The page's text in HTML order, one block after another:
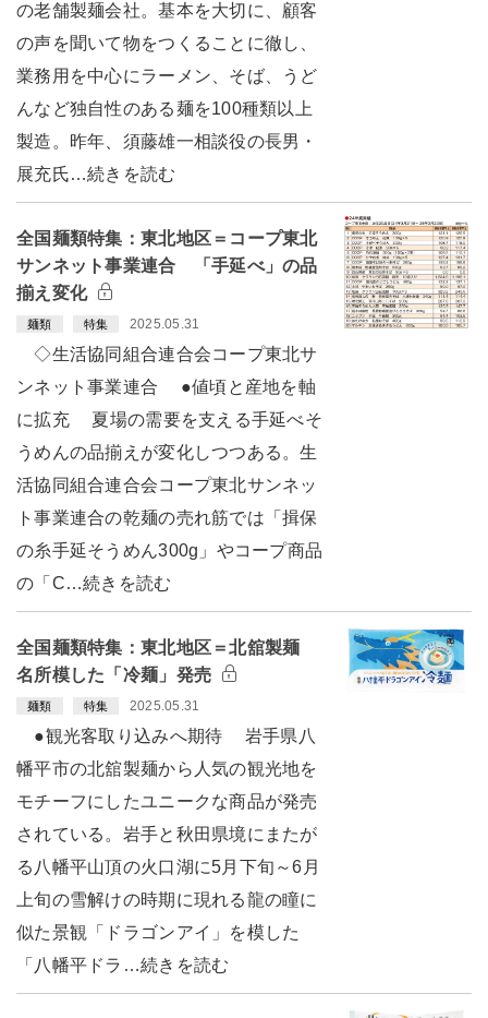
の老舗製麺会社。基本を大切に、顧客
の声を聞いて物をつくることに徹し、
業務用を中心にラーメン、そば、うど
んなど独自性のある麺を100種類以上
製造。昨年、須藤雄一相談役の長男・
展充氏…続きを読む
全国麺類特集：東北地区＝コープ東北
サンネット事業連合 「手延べ」の品
揃え変化
麺類 特集 2025.05.31
◇生活協同組合連合会コープ東北サ
ンネット事業連合 ●値頃と産地を軸
に拡充 夏場の需要を支える手延べそ
うめんの品揃えが変化しつつある。生
活協同組合連合会コープ東北サンネッ
ト事業連合の乾麺の売れ筋では「揖保
の糸手延そうめん300g」やコープ商品
の「C…続きを読む
全国麺類特集：東北地区＝北舘製麺
名所模した「冷麺」発売
麺類 特集 2025.05.31
●観光客取り込みへ期待 岩手県八
幡平市の北舘製麺から人気の観光地を
モチーフにしたユニークな商品が発売
されている。岩手と秋田県境にまたが
る八幡平山頂の火口湖に5月下旬～6月
上旬の雪解けの時期に現れる龍の瞳に
似た景観「ドラゴンアイ」を模した
「八幡平ドラ…続きを読む